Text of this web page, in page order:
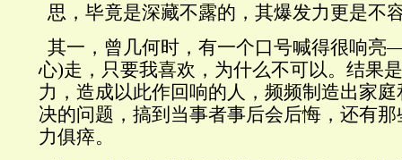
思，毕竟是深藏不露的，其爆发力更是不
其一，曾几何时，有一个口号喊得很响
心)走，只要我喜欢，为什么不可以。结果
力，造成以此作回响的人，频频制造出家
决的问题，搞到当事者事后会后悔，还有
力俱瘁。